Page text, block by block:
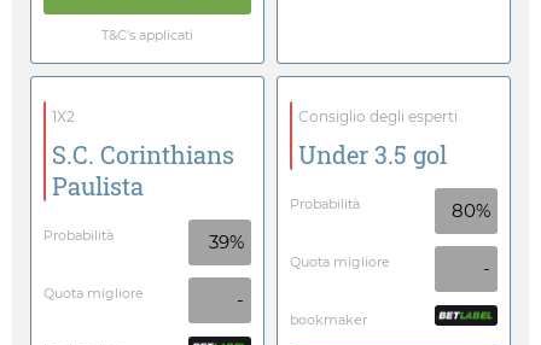
T&C's applicati
1X2
S.C. Corinthians
Paulista
Probabilità 39%
Quota migliore -
Consiglio degli esperti
Under 3.5 gol
Probabilità 80%
Quota migliore -
bookmaker